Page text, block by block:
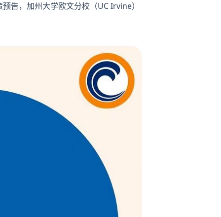
告，加州大学欧文分校（UC Irvine）